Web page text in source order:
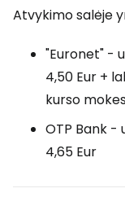
Atvykimo salėje
"Euronet" -
4,50 Eur +
kurso
OTP Bank -
4,65 Eur